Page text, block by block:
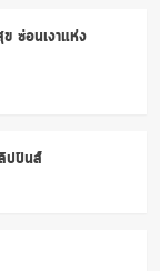
ซ่อนเงาแห่ง
ปปินส์